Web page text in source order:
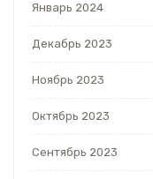
Январь 2024
Декабрь 2023
Ноябрь 2023
Октябрь 2023
Сентябрь 2023